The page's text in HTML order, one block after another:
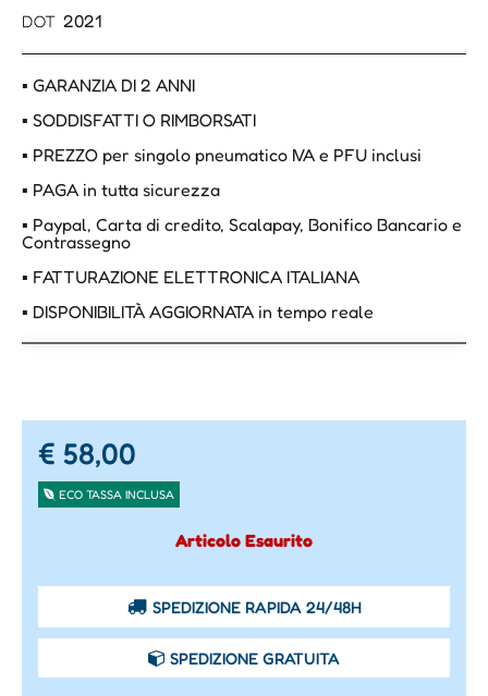
DOT 2021
▪ GARANZIA DI 2 ANNI
▪ SODDISFATTI O RIMBORSATI
▪ PREZZO per singolo pneumatico IVA e PFU inclusi
▪ PAGA in tutta sicurezza
▪ Paypal, Carta di credito, Scalapay, Bonifico Bancario e
Contrassegno
▪ FATTURAZIONE ELETTRONICA ITALIANA
▪ DISPONIBILITÀ AGGIORNATA in tempo reale
€ 58,00
ECO TASSA INCLUSA
Articolo Esaurito
SPEDIZIONE RAPIDA 24/48H
SPEDIZIONE GRATUITA